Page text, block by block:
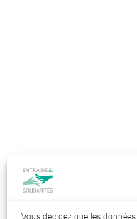
Vous décidez quelles